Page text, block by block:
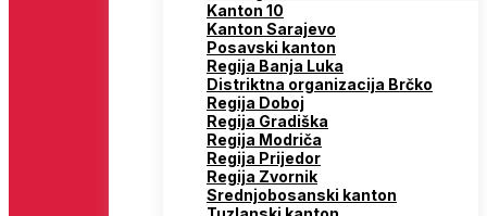
Kanton 10
Kanton Sarajevo
Posavski kanton
Regija Banja Luka
Distriktna organizacija Brčko
Regija Doboj
Regija Gradiška
Regija Modriča
Regija Prijedor
Regija Zvornik
Srednjobosanski kanton